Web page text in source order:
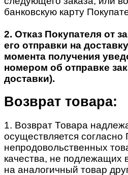
банковскую карту
2. Отказ Покупателя от
его отправки на
момента получения
номером об отправке
доставки).
Возврат товара:
1. Возврат Товара
осуществляется
непродовольственных
качества, не подлежащих
на аналогичный товар